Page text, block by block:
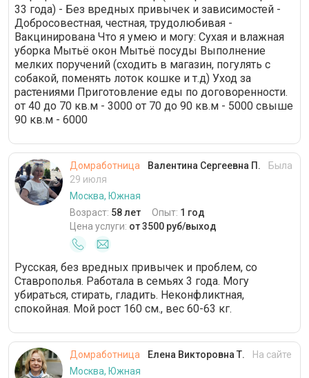
VIP-гардероб
Уход за различными поверхностями
Банкетная сервировка стола
12 часов
33 года) - Без вредных привычек и зависимостей -
Добросовестная, честная, трудолюбивая -
Вакцинирована Что я умею и могу: Сухая и влажная
уборка Мытьё окон Мытьё посуды Выполнение
мелких поручений (сходить в магазин, погулять с
собакой, поменять лоток кошке и т.д) Уход за
растениями Приготовление еды по договоренности.
от 40 до 70 кв.м - 3000 от 70 до 90 кв.м - 5000 свыше
90 кв.м - 6000
Домработница Валентина Сергеевна П.
Была
29 июля
Москва, Южная
Возраст: 58 лет Опыт: 1 год
Цена услуги: от 3500 руб/выход
Русская, без вредных привычек и проблем, со
Ставрополья. Работала в семьях 3 года. Могу
убираться, стирать, гладить. Неконфликтная,
спокойная. Мой рост 160 см., вес 60-63 кг.
Домработница Елена Викторовна Т.
На сайте
Москва, Южная